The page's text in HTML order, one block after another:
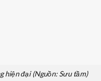
hiện đại (Nguồn: Sưu tầm)